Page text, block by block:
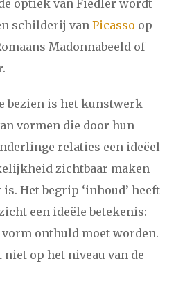
optiek van Fiedler wordt
schilderij van Picasso op
Madonnabeeld of
bezien is het kunstwerk
vormen die door hun
relaties een ideëel
zichtbaar maken
Het begrip ‘inhoud’ heeft
een ideële betekenis:
onthuld moet worden.
op het niveau van de